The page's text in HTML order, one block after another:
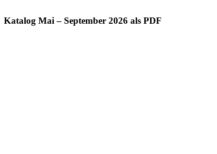
Katalog Mai – September 2026 als PDF